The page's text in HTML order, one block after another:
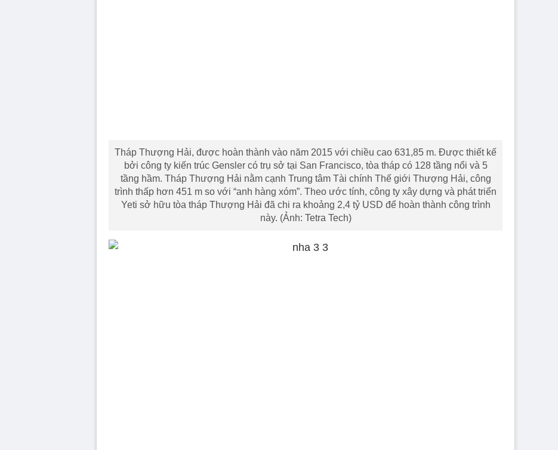
Tháp Thượng Hải, được hoàn thành vào năm 2015 với chiều cao 631,85 m. Được thiết kế
bởi công ty kiến trúc Gensler có trụ sở tại San Francisco, tòa tháp có 128 tầng nổi và 5
tầng hầm. Tháp Thượng Hải nằm cạnh Trung tâm Tài chính Thế giới Thượng Hải, công
trình thấp hơn 451 m so với “anh hàng xóm”. Theo ước tính, công ty xây dựng và phát triển
Yeti sở hữu tòa tháp Thượng Hải đã chi ra khoảng 2,4 tỷ USD để hoàn thành công trình
này. (Ảnh: Tetra Tech)